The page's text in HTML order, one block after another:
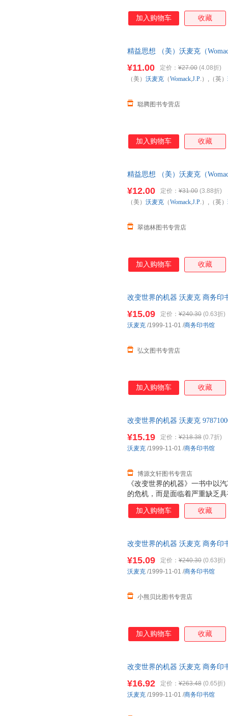
加入购物车 收藏
精益思想 （美）沃麦克（
¥11.00 定价： ¥27.00 (4.08折)
聪腾图书专营店
（美） 沃麦克 （Womack,J.P.）,（英）
加入购物车 收藏
精益思想 （美）沃麦克（
购！
¥12.00 定价： ¥31.00 (3.88折)
翠德林图书专营店
（美） 沃麦克 （Womack,J.P.）,（英）
加入购物车 收藏
改变世界的机器 沃麦克 商务印
¥15.09 定价： ¥240.30 (0.63折)
弘文图书专营店
沃麦克 /1999-11-01 /商务印书馆
加入购物车 收藏
改变世界的机器 沃麦克
《改变世界的机器》一书中以
的危机，而是面临着严重缺乏
机。在各工业界普遍采用精益
涵义、公司的命运、世界的经
¥15.19 定价： ¥218.38 (0.7折)
博源文轩图书专营店
沃麦克 /1999-11-01 /商务印书馆
加入购物车 收藏
改变世界的机器 沃麦克 商务印
¥15.09 定价： ¥240.30 (0.63折)
小熊贝比图书专营店
沃麦克 /1999-11-01 /商务印书馆
加入购物车 收藏
改变世界的机器 沃麦克 商务印
¥16.92 定价： ¥263.48 (0.65折)
沃麦克 /1999-11-01 /商务印书馆